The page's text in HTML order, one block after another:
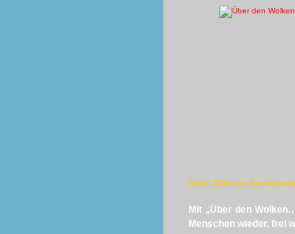
06.07.2026 von
Mit „Über den
Menschen wieder, frei